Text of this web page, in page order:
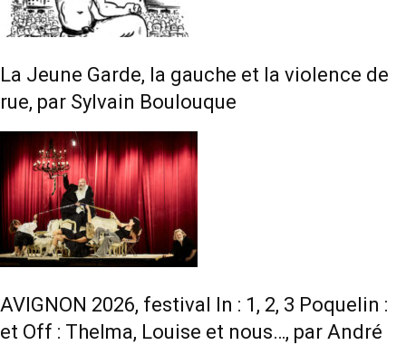
La Jeune Garde, la gauche et la violence de
rue, par Sylvain Boulouque
AVIGNON 2026, festival In : 1, 2, 3 Poquelin :
et Off : Thelma, Louise et nous…, par André